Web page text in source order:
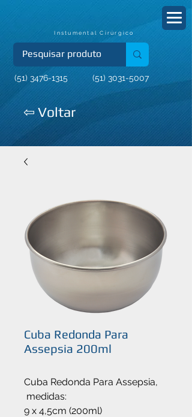
(51) 3031-5007
(51) 3476-1315
Instumental Cirúrgico
⇦ Voltar
Cuba Redonda Para
Assepsia 200ml
Cuba Redonda Para Assepsia,
medidas:
9 x 4,5cm (200ml)